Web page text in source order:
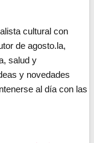
cultural con
de agosto.la,
salud y
y novedades
al día con las